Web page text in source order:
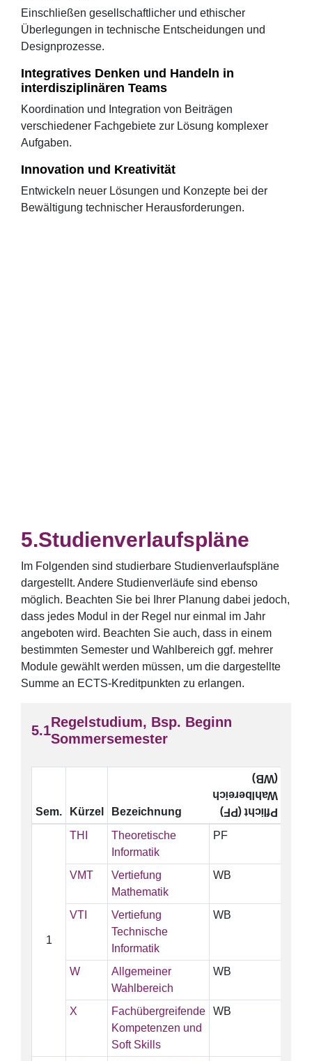
Einschließen gesellschaftlicher und ethischer
Überlegungen in technische Entscheidungen und
Designprozesse.
Integratives Denken und Handeln in
interdisziplinären Teams
Koordination und Integration von Beiträgen
verschiedener Fachgebiete zur Lösung komplexer
Aufgaben.
Innovation und Kreativität
Entwickeln neuer Lösungen und Konzepte bei der
Bewältigung technischer Herausforderungen.
Studienverlaufspläne
Im Folgenden sind studierbare Studienverlaufspläne
dargestellt. Andere Studienverläufe sind ebenso
möglich. Beachten Sie bei Ihrer Planung dabei jedoch,
dass jedes Modul in der Regel nur einmal im Jahr
angeboten wird. Beachten Sie auch, dass in einem
bestimmten Semester und Wahlbereich ggf. mehrer
Module gewählt werden müssen, um die dargestellte
Summe an ECTS-Kreditpunkten zu erlangen.
Regelstudium, Bsp. Beginn
Sommersemester
Sem. Kürzel Bezeichnung Pflicht (PF)
Wahlbereich
(WB)
1
THI
Theoretische
Informatik
PF
VMT
Vertiefung
Mathematik
WB
VTI
Vertiefung
Technische
Informatik
WB
W
Allgemeiner
Wahlbereich
WB
X
Fachübergreifende
Kompetenzen und
Soft Skills
WB